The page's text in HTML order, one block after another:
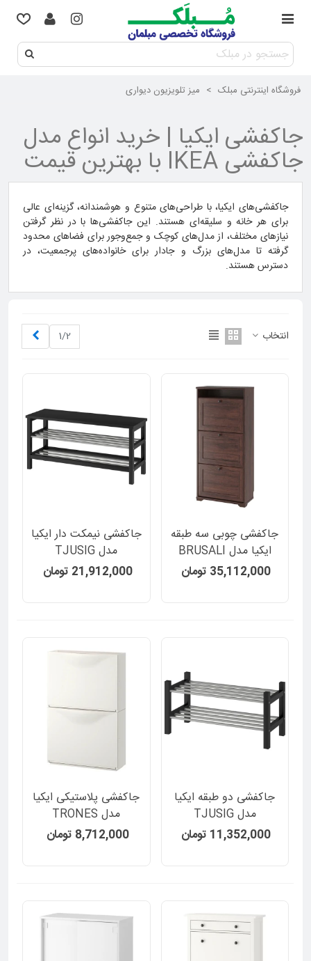
فروشگاه اینترنتی مبلک > میز تلویزیون دیواری
جاکفشی ایکیا | خرید انواع مدل
جاکفشی IKEA با بهترین قیمت
جاکفشی‌های ایکیا، با طراحی‌های متنوع و هوشمندانه، گزینه‌ای عالی
برای هر خانه و سلیقه‌ای هستند. این جاکفشی‌ها با در نظر گرفتن
نیازهای مختلف، از مدل‌های کوچک و جمع‌وجور برای فضاهای محدود
گرفته تا مدل‌های بزرگ و جادار برای خانواده‌های پرجمعیت، در
دسترس هستند.
انتخاب 1/2
جاکفشی چوبی سه طبقه
ایکیا مدل BRUSALI
35,112,000 تومان
جاکفشی نیمکت دار ایکیا
مدل TJUSIG
21,912,000 تومان
جاکفشی دو طبقه ایکیا
مدل TJUSIG
11,352,000 تومان
جاکفشی پلاستیکی ایکیا
مدل TRONES
8,712,000 تومان